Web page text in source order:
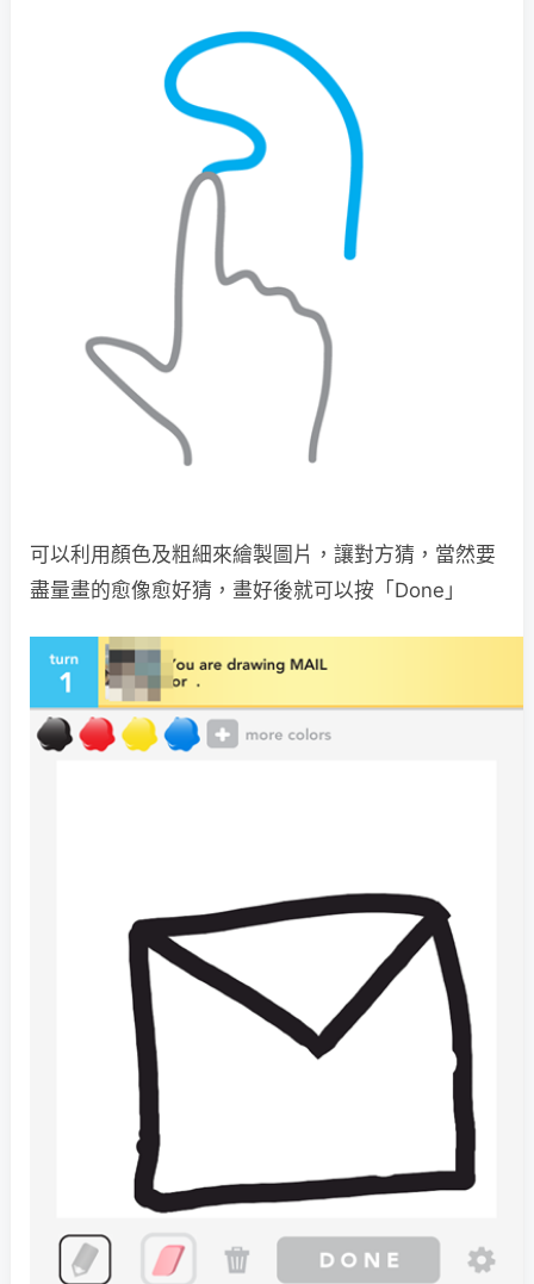
可以利用顏色及粗細來繪製圖片，讓對方猜，當然要
盡量畫的愈像愈好猜，畫好後就可以按「Done」